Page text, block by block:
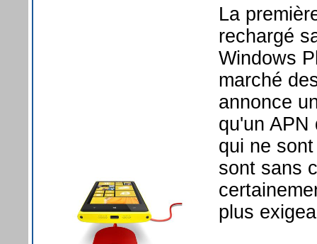
La
rechargé
Windows
marché
annonce
qu'un APN
qui ne
sont sans
plus